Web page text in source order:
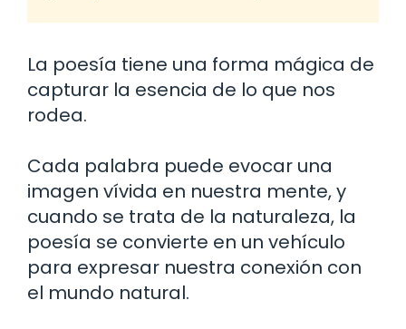
La poesía tiene una forma mágica de
capturar la esencia de lo que nos
rodea.
Cada palabra puede evocar una
imagen vívida en nuestra mente, y
cuando se trata de la naturaleza, la
poesía se convierte en un vehículo
para expresar nuestra conexión con
el mundo natural.